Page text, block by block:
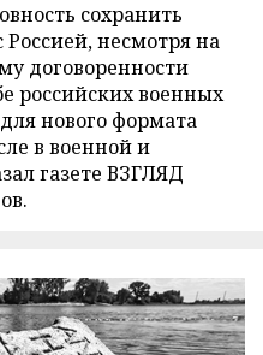
сохранить
несмотря на
договоренности
российских военных
нового формата
в военной и
газете ВЗГЛЯД